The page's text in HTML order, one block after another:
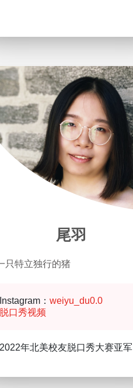
尾羽
只特立独行的猪
Instagram： weiyu_du0.0
脱口秀视频
2022年北美校友脱口秀大赛亚军